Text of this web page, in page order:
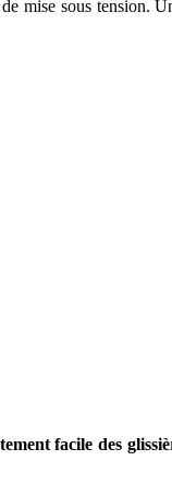
mise sous tension.
facile des